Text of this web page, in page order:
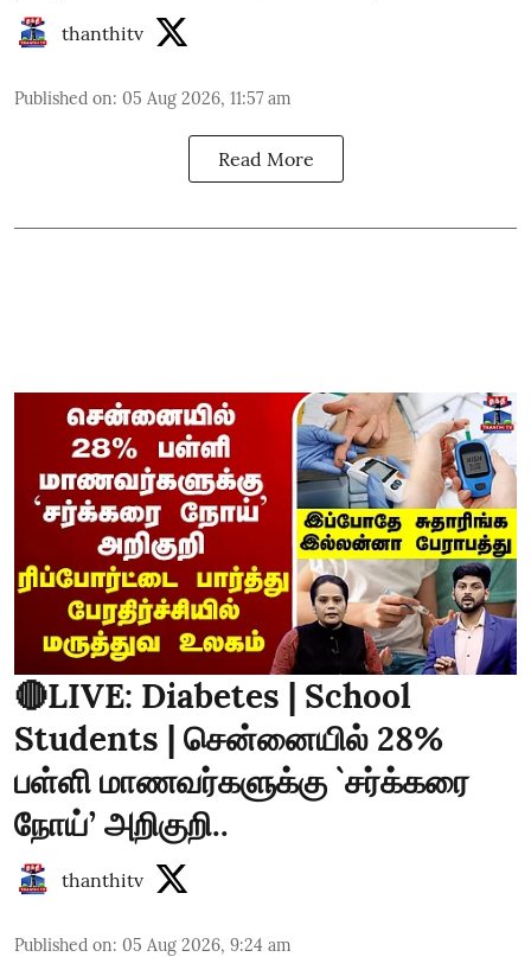
thanthitv
Published on: 05 Aug 2026, 11:57 am
Read More
🔴LIVE: Diabetes | School
Students | சென்னையில் 28%
பள்ளி மாணவர்களுக்கு `சர்க்கரை
நோய்’ அறிகுறி..
thanthitv
Published on: 05 Aug 2026, 9:24 am